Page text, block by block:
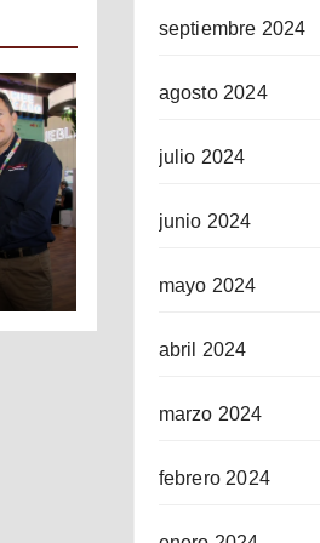
septiembre 2024
agosto 2024
julio 2024
junio 2024
mayo 2024
abril 2024
marzo 2024
febrero 2024